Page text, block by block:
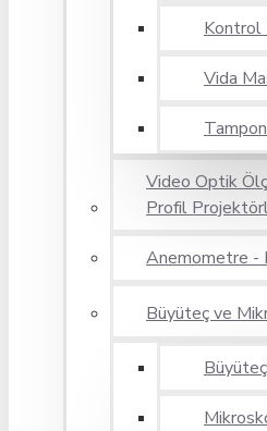
Kontrol
Vida
Video Optik
Profil
Anemometre -
Büyüteç ve